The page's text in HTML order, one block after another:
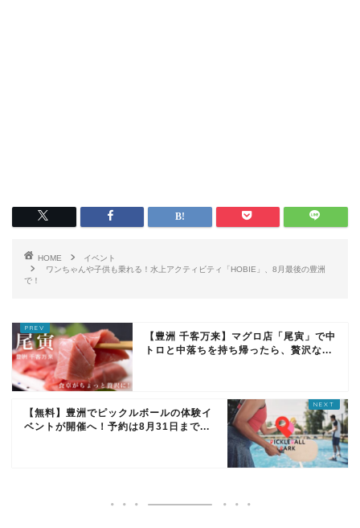
HOME
イベント
ワンちゃんや子供も乗れる！水上アクティビティ「HOBIE」、8月最後の豊洲
で！
【豊洲 千客万来】マグロ店「尾寅」で中
トロと中落ちを持ち帰ったら、贅沢な...
【無料】豊洲でピックルボールの体験イ
ベントが開催へ！予約は8月31日まで...